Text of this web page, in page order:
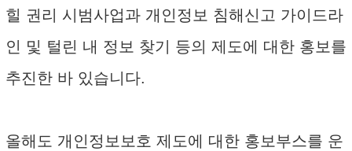
힐 권리 시범사업과 개인정보 침해신고 가이드라
인 및 털린 내 정보 찾기 등의 제도에 대한 홍보를
추진한 바 있습니다.
올해도 개인정보보호 제도에 대한 홍보부스를 운